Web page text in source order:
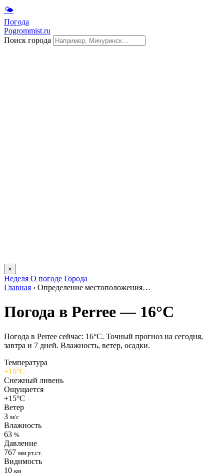
🌤
Погода
Pogrommist.ru
Поиск города
×
Неделя О погоде Города
Главная › Определение местоположения…
Погода в Perreе — 16°C
Погода в Perreе сейчас: 16°C. Точный прогноз на сегодня,
завтра и 7 дней. Влажность, ветер, осадки.
Температура
+16°C
Снежный ливень
Ощущается
+15°C
Ветер
3 м/с
Влажность
63 %
Давление
767 мм рт.ст.
Видимость
10 км